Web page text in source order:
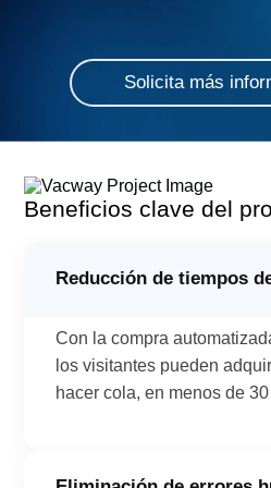
Solicita más
Beneficios clave del
Reducción de tiempos
Con la compra
los visitantes pueden
hacer cola, en menos de